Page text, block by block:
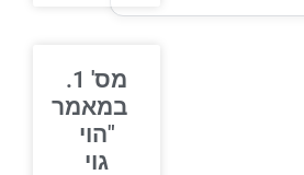
מס' 1.
במאמר
"הוי